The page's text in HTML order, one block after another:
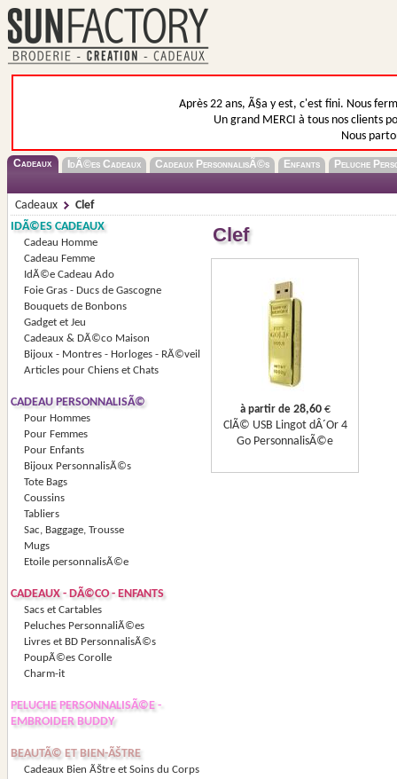
Après 22 ans, Ã§a y est, c'est fini. Nous
Un grand MERCI à tous nos clients
Nous
Cadeaux IdÃ©es Cadeaux Cadeaux PersonnalisÃ©s Enfants Peluche
Cadeaux
Clef
IDÃ©ES CADEAUX
Cadeau Homme
Cadeau Femme
IdÃ©e Cadeau Ado
Foie Gras - Ducs de Gascogne
Bouquets de Bonbons
Gadget et Jeu
Cadeaux & DÃ©co Maison
Bijoux - Montres - Horloges - RÃ©veil
Articles pour Chiens et Chats
CADEAU PERSONNALISÃ©
Pour Hommes
Pour Femmes
Pour Enfants
Bijoux PersonnalisÃ©s
Tote Bags
Coussins
Tabliers
Sac, Baggage, Trousse
Mugs
Etoile personnalisÃ©e
CADEAUX - DÃ©CO - ENFANTS
Sacs et Cartables
Peluches PersonnaliÃ©es
Livres et BD PersonnalisÃ©s
PoupÃ©es Corolle
Charm-it
PELUCHE PERSONNALISÃ©E -
EMBROIDER BUDDY
BEAUTÃ© ET BIEN-ÃŠTRE
Cadeaux Bien ÃŠtre et Soins du Corps
Clef
à partir de 28,60€
ClÃ© USB Lingot dÂ´Or 4
Go PersonnalisÃ©e